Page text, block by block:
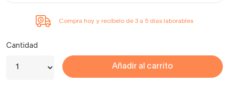
Compra hoy y recíbelo de 3 a 5 días laborables
Cantidad
Añadir al carrito